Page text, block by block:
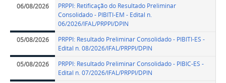
06/08/2026
PRPPI: Retificação do Resultado Preliminar
Consolidado - PIBITI-EM - Edital n.
06/2026/IFAL/PRPPI/DPIN
05/08/2026
PRPPI: Resultado Preliminar Consolidado - PIBITI-ES -
Edital n. 08/2026/IFAL/PRPPI/DPIN
05/08/2026
PRPPI: Resultado Preliminar Consolidado - PIBIC-ES -
Edital n. 07/2026/IFAL/PRPPI/DPIN